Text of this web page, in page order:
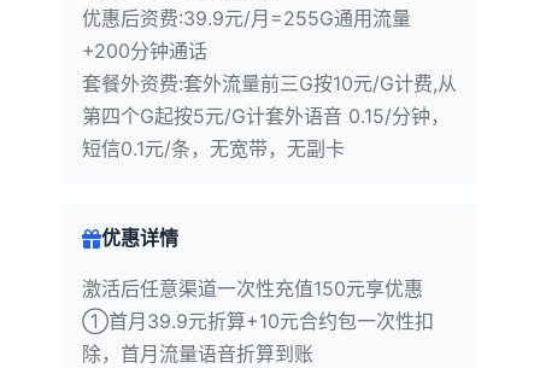
优惠后资费:39.9元/月=255G通用流量
+200分钟通话
套餐外资费:套外流量前三G按10元/G计费,从
第四个G起按5元/G计套外语音 0.15/分钟，
短信0.1元/条，无宽带，无副卡
优惠详情
激活后任意渠道一次性充值150元享优惠
①首月39.9元折算+10元合约包一次性扣
除，首月流量语音折算到账